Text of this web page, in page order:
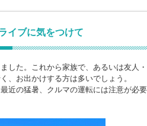
イブに気をつけて
した。これから家族で、あるいは友人
、お出かけする方は多いでしょう。
近の猛暑、クルマの運転には注意が必